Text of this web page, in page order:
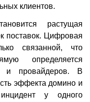
клиентов.
растущая
поставок. Цифровая
связанной, что
определяется
и провайдеров. В
эффекта домино и
у одного